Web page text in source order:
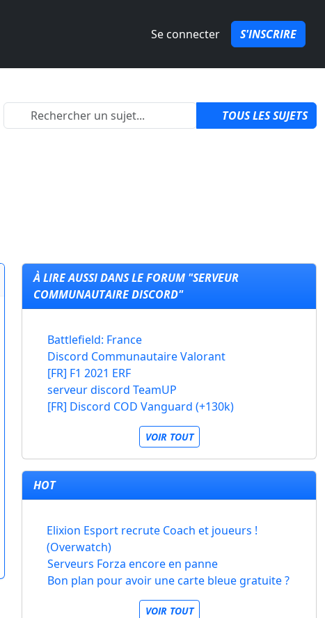
Se connecter S'INSCRIRE
2 TOUS LES SUJETS
À LIRE AUSSI DANS LE FORUM "SERVEUR
COMMUNAUTAIRE DISCORD"
Battlefield: France
Discord Communautaire Valorant
[FR] F1 2021 ERF
serveur discord TeamUP
[FR] Discord COD Vanguard (+130k)
VOIR TOUT
HOT
Elixion Esport recrute Coach et joueurs !
(Overwatch)
Serveurs Forza encore en panne
Bon plan pour avoir une carte bleue gratuite ?
VOIR TOUT